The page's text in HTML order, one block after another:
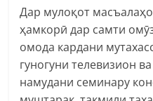
Дар мулоқот
ҳамкорӣ дар самти
омода кардани
гуногуни телевизион
намудани семинару